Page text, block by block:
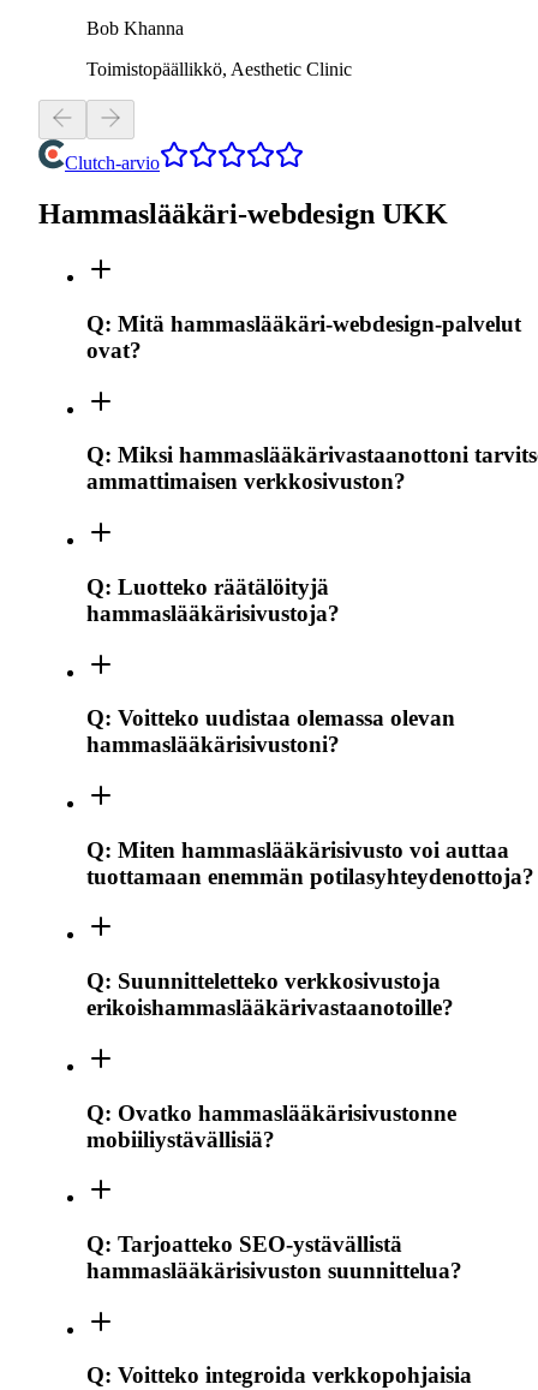
Bob Khanna
Toimistopäällikkö, Aesthetic Clinic
Clutch-arvio
Hammaslääkäri-webdesign UKK
Q: Mitä hammaslääkäri-webdesign-palvelut
ovat?
Q: Miksi hammaslääkärivastaanottoni
ammattimaisen verkkosivuston?
Q: Luotteko räätälöityjä
hammaslääkärisivustoja?
Q: Voitteko uudistaa olemassa olevan
hammaslääkärisivustoni?
Q: Miten hammaslääkärisivusto voi auttaa
tuottamaan enemmän potilasyhteydenottoja?
Q: Suunnitteletteko verkkosivustoja
erikoishammaslääkärivastaanotoille?
Q: Ovatko hammaslääkärisivustonne
mobiiliystävällisiä?
Q: Tarjoatteko SEO-ystävällistä
hammaslääkärisivuston suunnittelua?
Q: Voitteko integroida verkkopohjaisia